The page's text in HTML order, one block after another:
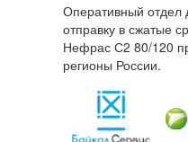
Оперативный отдел
отправку в сжатые
Нефрас С2 80/120
регионы России.